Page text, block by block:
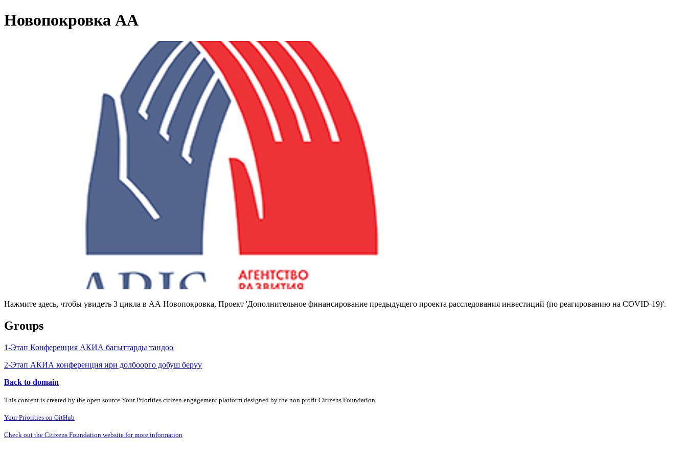
Новопокровка АА
Нажмите здесь, чтобы увидеть 3 цикла в АА Новопокровка, Проект 'Дополнительное финансирование предыдущего проекта расследования инвестиций (по реагированию на COVID-19)'.
Groups
1-Этап Конференция АКИА багыттарды тандоо
2-Этап АКИА конференция ири долбоорго добуш берүү
Back to domain
This content is created by the open source Your Priorities citizen engagement platform designed by the non profit Citizens Foundation
Your Priorities on GitHub
Check out the Citizens Foundation website for more information